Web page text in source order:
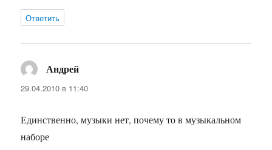
Ответить
Андрей
29.04.2010 в 11:40
Единственно, музыки нет, почему то в музыкальном
наборе